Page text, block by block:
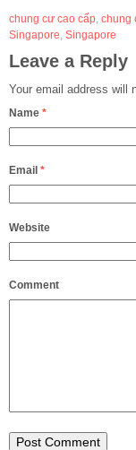
chung cư cao cấp, chung
Singapore, Singapore
Leave a Reply
Your email address will
Name *
Email *
Website
Comment